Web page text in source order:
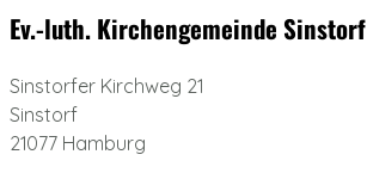
Ev.-luth. Kirchengemeinde Sinstorf
Sinstorfer Kirchweg 21
Sinstorf
21077 Hamburg